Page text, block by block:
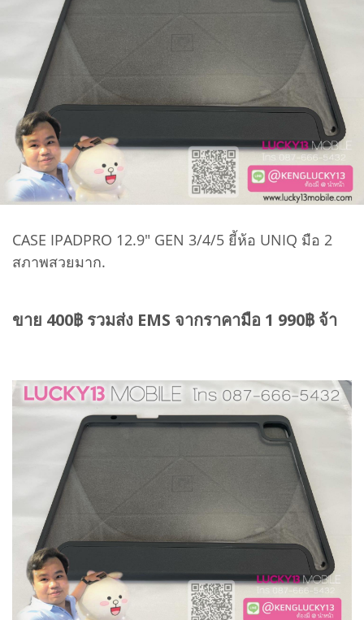
CASE IPADPRO 12.9" GEN 3/4/5 ยี้ห้อ UNIQ มือ 2
สภาพสวยมาก.
ขาย 400฿ รวมส่ง EMS จากราคามือ 1 990฿ จ้า